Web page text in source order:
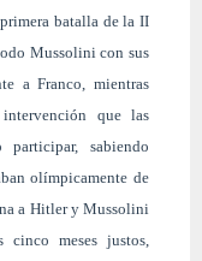
batalla de la II
Mussolini con sus
a Franco, mientras
que las
sabiendo
olímpicamente de
a Hitler y Mussolini
meses justos,